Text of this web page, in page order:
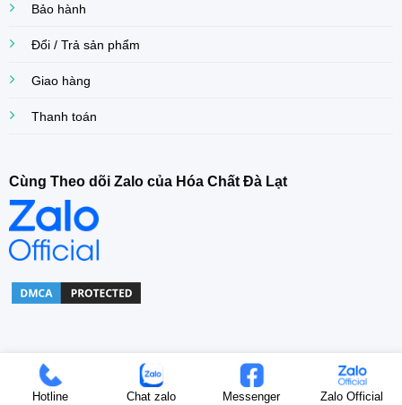
Hotline Chat zalo Messenger Zalo Official
Bảo hành
Đổi / Trả sản phẩm
Giao hàng
Thanh toán
Cùng Theo dõi Zalo của Hóa Chất Đà Lạt
Copyright© 2022 Khoa Dang Company. All right Reserved.